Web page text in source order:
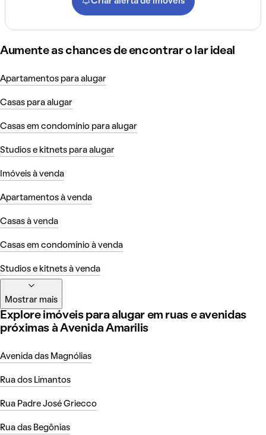
Aumente as chances de encontrar o lar ideal
Apartamentos para alugar
Casas para alugar
Casas em condomínio para alugar
Studios e kitnets para alugar
Imóveis à venda
Apartamentos à venda
Casas à venda
Casas em condomínio à venda
Studios e kitnets à venda
Mostrar mais
Explore imóveis para alugar em ruas e avenidas
próximas à Avenida Amarilis
Avenida das Magnólias
Rua dos Limantos
Rua Padre José Griecco
Rua das Begônias